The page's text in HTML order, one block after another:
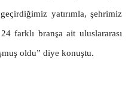
yatırımla, şehrimiz
farklı branşa ait uluslararası
oldu” diye konuştu.